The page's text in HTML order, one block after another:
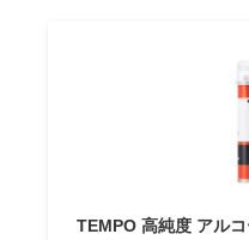
TEMPO 高純度 アル